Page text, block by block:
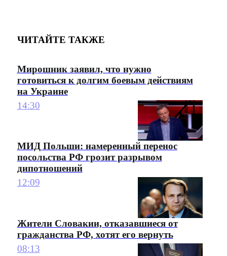
ЧИТАЙТЕ ТАКЖЕ
Мирошник заявил, что нужно
готовиться к долгим боевым действиям
на Украине
14:30
МИД Польши: намеренный перенос
посольства РФ грозит разрывом
дипотношений
12:09
Жители Словакии, отказавшиеся от
гражданства РФ, хотят его вернуть
08:13